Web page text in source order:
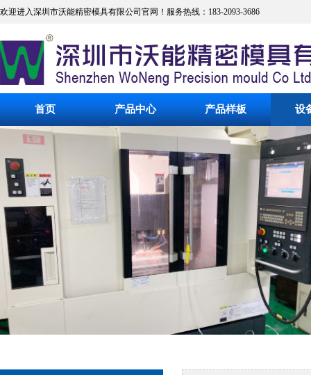
欢迎进入深圳市沃能精密模具有限公司官网！服务热线：183-2093-3686
首页 产品中心 产品样板 设